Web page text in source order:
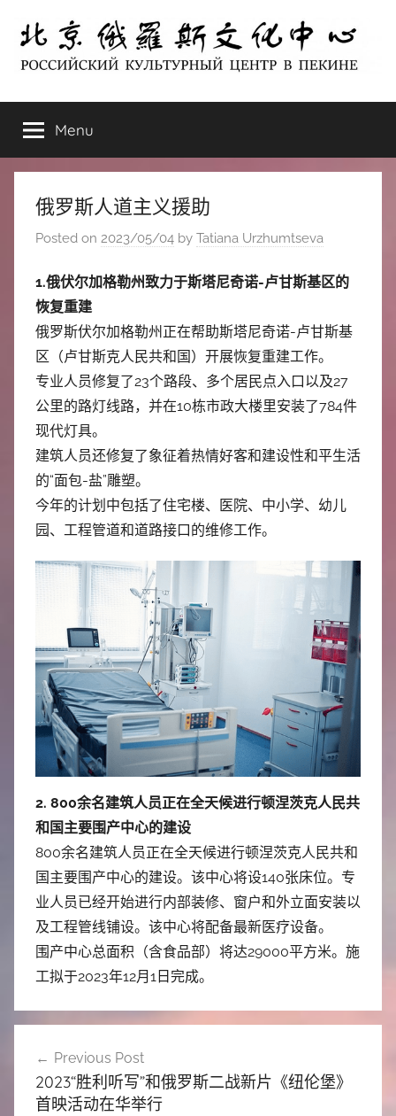
content
北
京
俄
罗
斯
文
化
中
心
ЦЕНТР
В
ПЕКИНЕ
Menu
俄罗斯人道主义援助
Posted on 2023/05/04 by Tatiana Urzhumtseva
1.俄伏尔加格勒州致力于斯塔尼奇诺-卢甘斯基区的
恢复重建
俄罗斯伏尔加格勒州正在帮助斯塔尼奇诺-卢甘斯基
区（卢甘斯克人民共和国）开展恢复重建工作。
专业人员修复了23个路段、多个居民点入口以及27
公里的路灯线路，并在10栋市政大楼里安装了784件
现代灯具。
建筑人员还修复了象征着热情好客和建设性和平生活
的“面包-盐”雕塑。
今年的计划中包括了住宅楼、医院、中小学、幼儿
园、工程管道和道路接口的维修工作。
2. 800余名建筑人员正在全天候进行顿涅茨克人民共
和国主要围产中心的建设
800余名建筑人员正在全天候进行顿涅茨克人民共和
国主要围产中心的建设。该中心将设140张床位。专
业人员已经开始进行内部装修、窗户和外立面安装以
及工程管线铺设。该中心将配备最新医疗设备。
围产中心总面积（含食品部）将达29000平方米。施
工拟于2023年12月1日完成。
Previous Post
2023“胜利听写”和俄罗斯二战新片《纽伦堡》
首映活动在华举行